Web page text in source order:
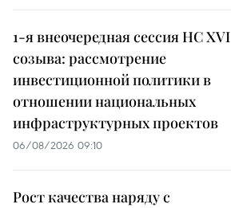
1-я внеочередная сессия НС XVI
созыва: рассмотрение
инвестиционной политики в
отношении национальных
инфраструктурных проектов
06/08/2026 09:10
Рост качества наряду с